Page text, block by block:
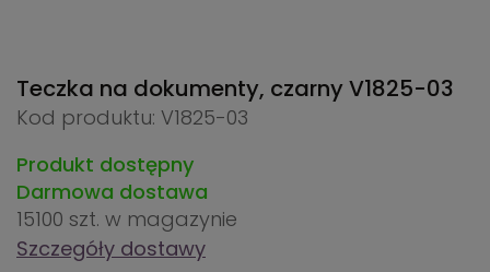
Teczka na dokumenty, czarnyV1825-03
Kod produktu: V1825-03
Produkt dostępny
Darmowa dostawa
15100 szt. w magazynie
Szczegóły dostawy